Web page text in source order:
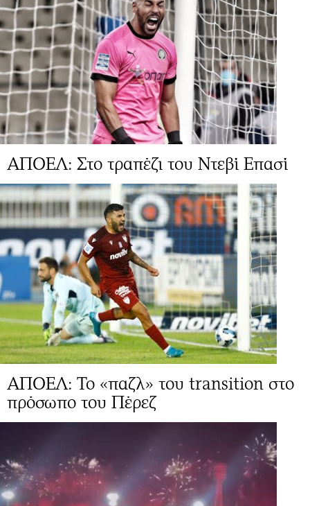
ΑΠΟΕΛ: Στο τραπέζι του Ντεβί Επασί
ΑΠΟΕΛ: To «παζλ» του transition στο
πρόσωπο του Πέρεζ